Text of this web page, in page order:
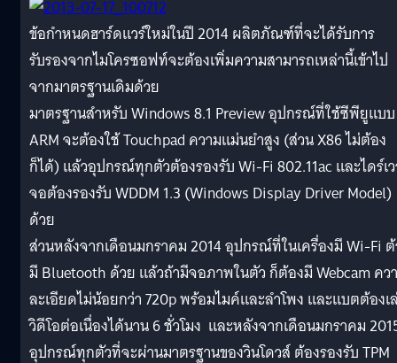
ข้อกำหนดฮาร์ดแวร์ใหม่ในปี 2014 ผลิตภัณฑ์ที่จะได้รับการ
รับรองจากไมโครซอฟท์จะต้องเพิ่มความสามารถเหล่านี้เข้าไป
จากมาตรฐานเดิมด้วย
มาตรฐานสำหรับ Windows 8.1 Preview อุปกรณ์ที่ใช้ซีพียูแบบ
ARM จะต้องใช้ Touchpad ความแม่นยำสูง (ส่วน X86 ไม่ต้อง
ก็ได้) แล้วอุปกรณ์ทุกตัวต้องรองรับ Wi-Fi 802.11ac และไดร์เ
จอต้องรองรับ WDDM 1.3 (Windows Display Driver Model)
ด้วย
ส่วนหลังจากเดือนมกราคม 2014 อุปกรณ์ที่ในเครื่องมี Wi-Fi
มี Bluetooth ด้วย แล้วถ้ามีจอภาพในตัว ก็ต้องมี Webcam คว
ละเอียดไม่น้อยกว่า 720p พร้อมไมค์และลำโพง และแบตต้องเ
วิดีโอต่อเนื่องได้นาน 6 ชั่วโมง และหลังจากเดือนมกราคม
อุปกรณ์ทุกตัวที่จะผ่านมาตรฐานของวินโดวส์ ต้องรองรับ TPM